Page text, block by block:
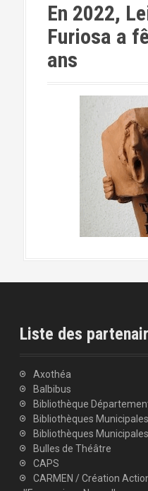
En 2022,
Furiosa a
ans
Liste des
Axothéa
Balbibus
Bibliothèque
Bibliothèques
Bibliothèques
Bulles de Théâtre
CAPS
CARMEN / Création